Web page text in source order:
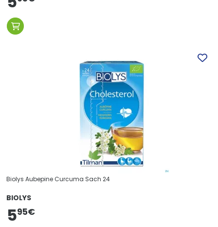
Biolys Aubepine Curcuma Sach 24
BIOLYS
595€